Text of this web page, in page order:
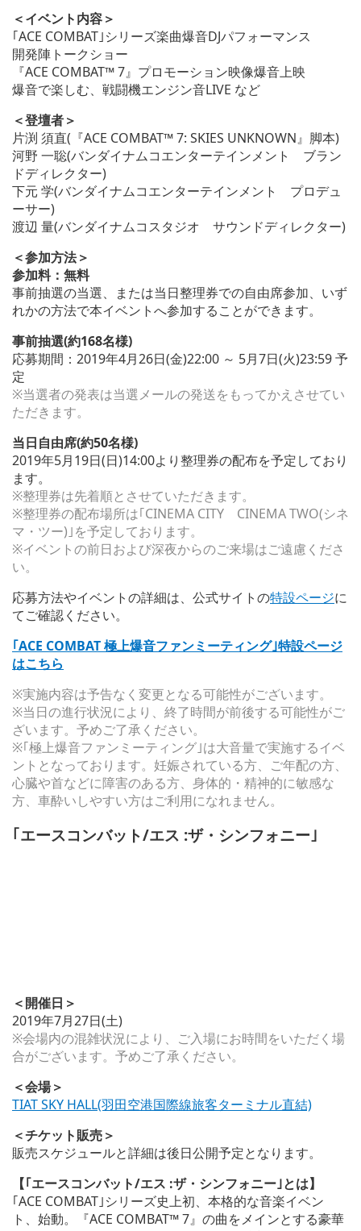
＜イベント内容＞
｢ACE COMBAT｣シリーズ楽曲爆音DJパフォーマンス
開発陣トークショー
『ACE COMBAT™ 7』プロモーション映像爆音上映
爆音で楽しむ、戦闘機エンジン音LIVE など
＜登壇者＞
片渕 須直(『ACE COMBAT™ 7: SKIES UNKNOWN』脚本)
河野 一聡(バンダイナムコエンターテインメント ブラン
ドディレクター)
下元 学(バンダイナムコエンターテインメント プロデュ
ーサー)
渡辺 量(バンダイナムコスタジオ サウンドディレクター)
＜参加方法＞
参加料：無料
事前抽選の当選、または当日整理券での自由席参加、いず
れかの方法で本イベントへ参加することができます。
事前抽選(約168名様)
応募期間：2019年4月26日(金)22:00 ～ 5月7日(火)23:59 予
定
※当選者の発表は当選メールの発送をもってかえさせてい
ただきます。
当日自由席(約50名様)
2019年5月19日(日)14:00より整理券の配布を予定しており
ます。
※整理券は先着順とさせていただきます。
※整理券の配布場所は｢CINEMA CITY CINEMA TWO(シネ
マ・ツー)｣を予定しております。
※イベントの前日および深夜からのご来場はご遠慮くださ
い。
応募方法やイベントの詳細は、公式サイトの特設ページに
てご確認ください。
｢ACE COMBAT 極上爆音ファンミーティング｣特設ページ
はこちら
※実施内容は予告なく変更となる可能性がございます。
※当日の進行状況により、終了時間が前後する可能性がご
ざいます。予めご了承ください。
※｢極上爆音ファンミーティング｣は大音量で実施するイベ
ントとなっております。妊娠されている方、ご年配の方、
心臓や首などに障害のある方、身体的・精神的に敏感な
方、車酔いしやすい方はご利用になれません。
｢エースコンバット/エス :ザ・シンフォニー｣
＜開催日＞
2019年7月27日(土)
※会場内の混雑状況により、ご入場にお時間をいただく場
合がございます。予めご了承ください。
＜会場＞
TIAT SKY HALL(羽田空港国際線旅客ターミナル直結)
＜チケット販売＞
販売スケジュールと詳細は後日公開予定となります。
【｢エースコンバット/エス :ザ・シンフォニー｣とは】
｢ACE COMBAT｣シリーズ史上初、本格的な音楽イベン
ト、始動。『ACE COMBAT™ 7』の曲をメインとする豪華